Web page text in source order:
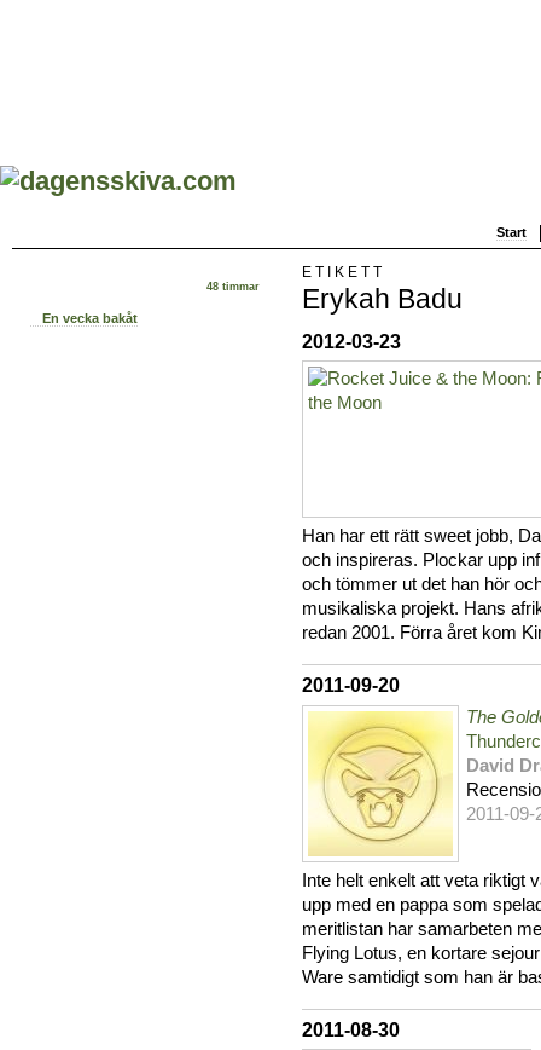
Start
48 timmar
En vecka bakåt
ETIKETT
Erykah Badu
2012-03-23
Han har ett rätt sweet jobb,
och inspireras. Plockar upp
och tömmer ut det han hör
musikaliska projekt. Hans
redan 2001. Förra året kom
2011-09-20
The
David
2011-09-
Inte helt enkelt att veta riktigt
upp med en pappa som
meritlistan har samarbeten
Flying Lotus, en kortare
Ware samtidigt som han är
2011-08-30